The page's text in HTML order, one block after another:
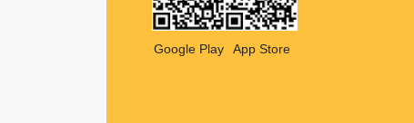
Листи та листівки
Кур’єрська доставка
Google Play App Store